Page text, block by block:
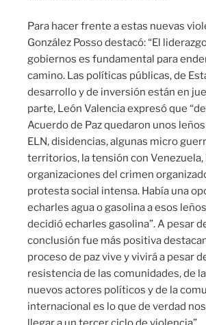
Para hacer frente a estas nuevas
González Posso destacó: “El
gobiernos es fundamental para
camino. Las políticas públicas, de
desarrollo y de inversión están en
parte, León Valencia expresó que
Acuerdo de Paz quedaron unos
ELN, disidencias, algunas micro
territorios, la tensión con Venezuela,
organizaciones del crimen
protesta social intensa. Había una
echarles agua o gasolina a esos
decidió echarles gasolina”. A pesar
conclusión fue más positiva
proceso de paz vive y vivirá a pesar
resistencia de las comunidades, de
nuevos actores políticos y de la
internacional es lo que de verdad